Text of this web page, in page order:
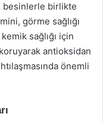
besinlerle birlikte
görme sağlığı
sağlığı için
antioksidan
önemli